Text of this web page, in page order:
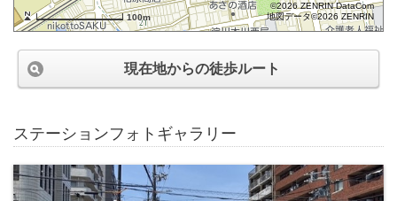
100m
©2026 ZENRIN DataCom
地図データ©2026 ZENRIN
現在地からの徒歩ルート
ステーションフォトギャラリー